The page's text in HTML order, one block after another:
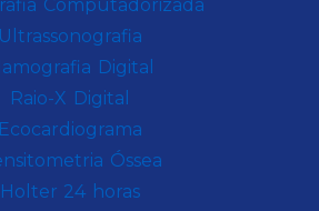
Computadorizada
Ultrassonografia
Digital
Raio-X Digital
Ecocardiograma
Óssea
Holter 24 horas